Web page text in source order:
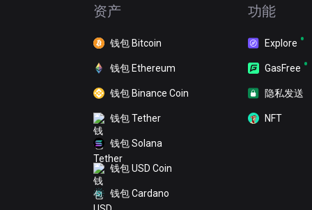
资产
钱包 Bitcoin
钱包 Ethereum
钱包 Binance Coin
钱包 Tether
钱包 Solana
钱包 USD Coin
钱包 Cardano
功能
Explore
GasFree
隐私发送
NFT